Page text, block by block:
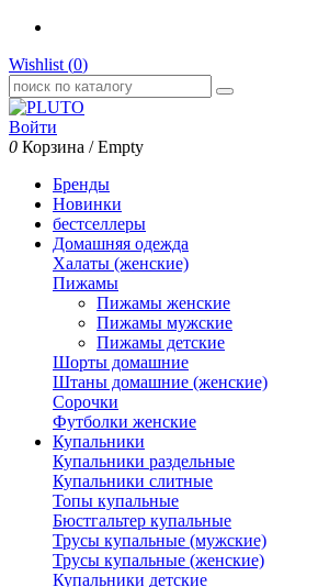
Wishlist (0)
Войти
0 Корзина /Empty
Бренды
Новинки
бестселлеры
Домашняя одежда
Халаты (женские)
Пижамы
Пижамы женские
Пижамы мужские
Пижамы детские
Шорты домашние
Штаны домашние (женские)
Сорочки
Футболки женские
Купальники
Купальники раздельные
Купальники слитные
Топы купальные
Бюстгальтер купальные
Трусы купальные (мужские)
Трусы купальные (женские)
Купальники детские